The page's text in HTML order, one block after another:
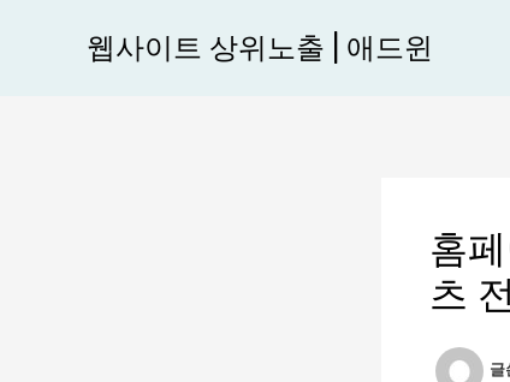
웹사이트 상위노출 | 애드윈
홈
츠
글